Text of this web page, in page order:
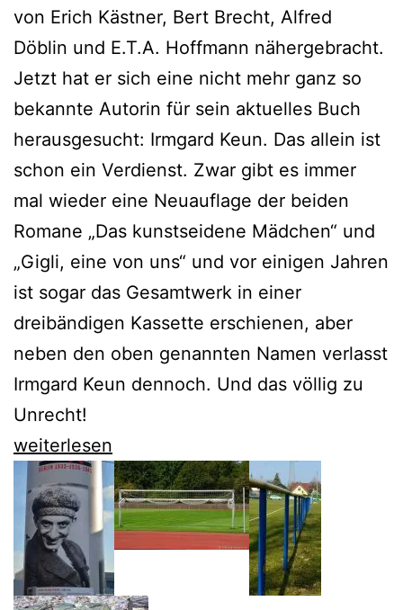
von Erich Kästner, Bert Brecht, Alfred
Döblin und E.T.A. Hoffmann nähergebracht.
Jetzt hat er sich eine nicht mehr ganz so
bekannte Autorin für sein aktuelles Buch
herausgesucht: Irmgard Keun. Das allein ist
schon ein Verdienst. Zwar gibt es immer
mal wieder eine Neuauflage der beiden
Romane „Das kunstseidene Mädchen“ und
„Gigli, eine von uns“ und vor einigen Jahren
ist sogar das Gesamtwerk in einer
dreibändigen Kassette erschienen, aber
neben den oben genannten Namen verlasst
Irmgard Keun dennoch. Und das völlig zu
Unrecht!
Michael
Bienert
entdeckt
das
Berlin
von
weiterlesen